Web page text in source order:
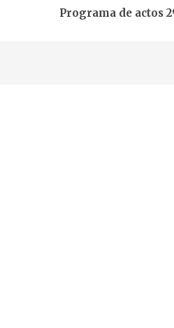
Programa de actos